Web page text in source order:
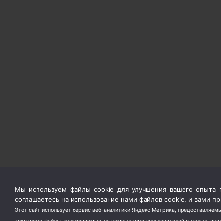
Мы используем файлы cookie для улучшения вашего опыта
соглашаетесь на использование нами файлов cookie, и вами
Этот сайт использует сервис веб-аналитики Яндекс Метрика,